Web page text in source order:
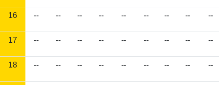
16 -- -- -- -- -- -- -- -- --
17 -- -- -- -- -- -- -- -- --
18 -- -- -- -- -- -- -- -- --